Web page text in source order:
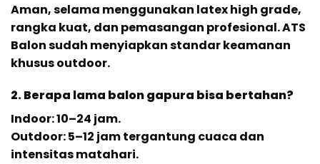
Aman, selama menggunakan latex high grade,
rangka kuat, dan pemasangan profesional. ATS
Balon sudah menyiapkan standar keamanan
khusus outdoor.
2. Berapa lama balon gapura bisa bertahan?
Indoor: 10–24 jam.
Outdoor: 5–12 jam tergantung cuaca dan
intensitas matahari.